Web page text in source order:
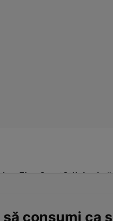
Time SportStil de viață
consumi ca